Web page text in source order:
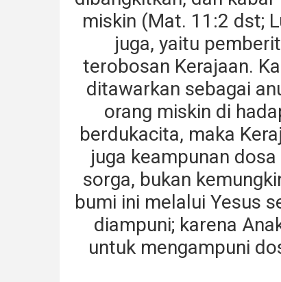
miskin (Mat. 11:2 dst;
juga, yaitu
terobosan Kerajaan.
ditawarkan sebagai
orang miskin di
berdukacita, maka
juga keampunan
sorga, bukan
bumi ini melalui Yesus
diampuni; karena
untuk mengampuni